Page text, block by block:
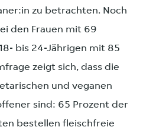
zu betrachten. Noch
den Frauen mit 69
bis 24-Jährigen mit 85
zeigt sich, dass die
und veganen
sind: 65 Prozent der
bestellen fleischfreie